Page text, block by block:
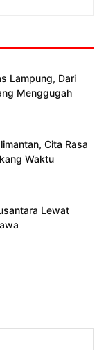
Lampung, Dari
Menggugah
Cita Rasa
Waktu
Lewat